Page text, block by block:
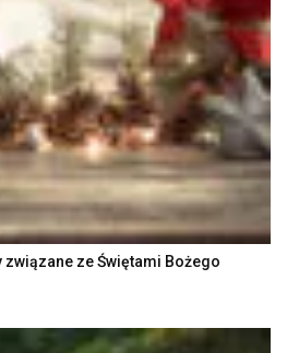
ze Świętami Bożego